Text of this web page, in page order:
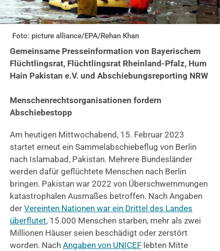
Foto: picture alliance/EPA/Rehan Khan
Gemeinsame Presseinformation von Bayerischem
Flüchtlingsrat, Flüchtlingsrat Rheinland-Pfalz, Hum
Hain Pakistan e.V. und Abschiebungsreporting NRW
Menschenrechtsorganisationen fordern
Abschiebestopp
Am heutigen Mittwochabend, 15. Februar 2023
startet erneut ein Sammelabschiebeflug von Berlin
nach Islamabad, Pakistan. Mehrere Bundesländer
werden dafür geflüchtete Menschen nach Berlin
bringen. Pakistan war 2022 von Überschwemmungen
katastrophalen Ausmaßes betroffen. Nach Angaben
der Vereinten Nationen war ein Drittel des Landes
überflutet, 15.000 Menschen starben, mehr als zwei
Millionen Häuser seien beschädigt oder zerstört
worden. Nach Angaben von UNICEF lebten Mitte